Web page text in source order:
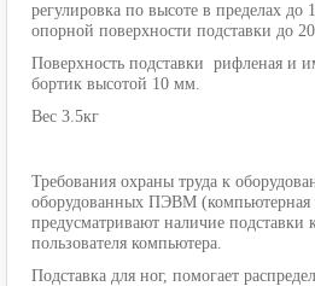
регулировка по высоте в пределах
опорной поверхности подставки до
Поверхность подставки рифленая и
бортик высотой 10 мм.
Вес 3.5кг
Требования охраны труда к
оборудованных ПЭВМ (компьютерная
предусматривают наличие подставки
пользователя компьютера.
Подставка для ног, помогает